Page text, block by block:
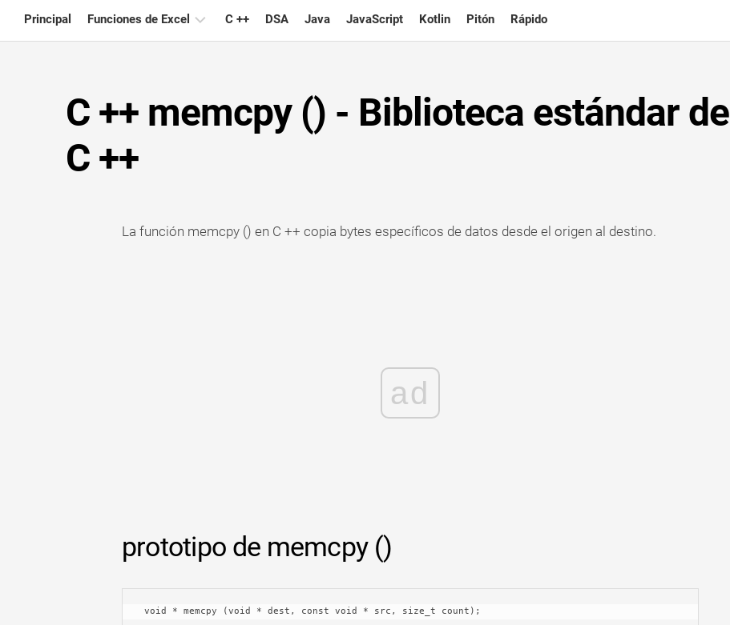
content
Principal Funciones de Excel
Consejos
de
Fórmula
Atajos
C ++ DSA Java JavaScript Kotlin Pitón Rápido
C ++ memcpy () - Biblioteca estándar de
C ++
La función memcpy () en C ++ copia bytes específicos de datos desde el origen al destino.
ad
prototipo de memcpy ()
void * memcpy (void * dest, const void * src, size_t count);